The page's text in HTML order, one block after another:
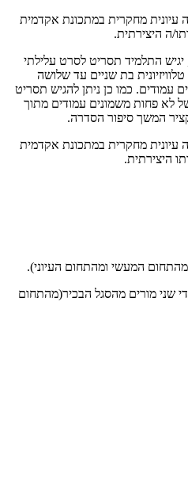
עיונית מחקרית במתכונת אקדמית
ה היצירתית.
התלמיד תסריט לסרט עלילתי
בת שניים עד שלושה
כמו כן ניתן להגיש תסריט
לא פחות משמונים עמודים מתוך
המשך סיפור הסדרה.
עיונית מחקרית במתכונת אקדמית
היצירתית.
המעשי ומהתחום העיוני).
שני מורים מהסגל הבכיר(מהתחום